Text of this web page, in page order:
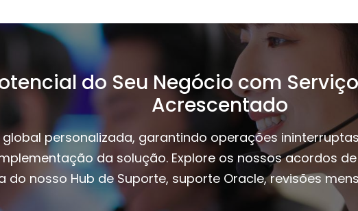
do Seu Negócio com
Acrescentado
personalizada, garantindo operações
da solução. Explore os nossos acordos
do nosso Hub de Suporte, suporte Oracle, revisões